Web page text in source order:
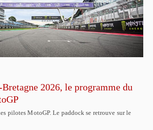
Bretagne 2026, le programme du
pilotes MotoGP. Le paddock se retrouve sur le